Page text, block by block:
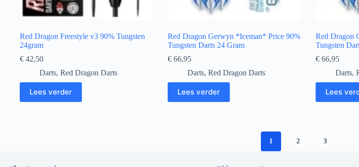
Red Dragon Freestyle v3 90% Tungsten
24gram
€ 42,50
Darts, Red Dragon Darts
Lees verder
Red Dragon Gerwyn *Iceman* Price 90%
Tungsten Darts 24 Gram
€66,95
Darts, Red Dragon Darts
Lees verder
Red Dragon
Tungsten
€66,95
Darts,
Lees
1 2 3